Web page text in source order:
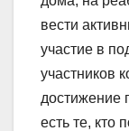
вести
участие в
участников
достижение
есть те, кто